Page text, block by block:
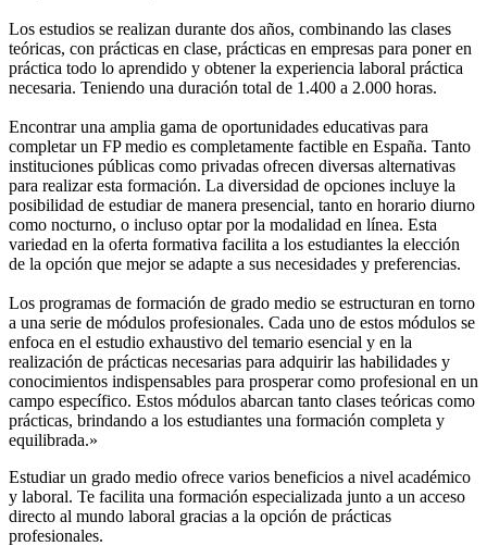
Los estudios se realizan durante dos años, combinando las clases
teóricas, con prácticas en clase, prácticas en empresas para poner en
práctica todo lo aprendido y obtener la experiencia laboral práctica
necesaria. Teniendo una duración total de 1.400 a 2.000 horas.
Encontrar una amplia gama de oportunidades educativas para
completar un FP medio es completamente factible en España. Tanto
instituciones públicas como privadas ofrecen diversas alternativas
para realizar esta formación. La diversidad de opciones incluye la
posibilidad de estudiar de manera presencial, tanto en horario diurno
como nocturno, o incluso optar por la modalidad en línea. Esta
variedad en la oferta formativa facilita a los estudiantes la elección
de la opción que mejor se adapte a sus necesidades y preferencias.
Los programas de formación de grado medio se estructuran en torno
a una serie de módulos profesionales. Cada uno de estos módulos se
enfoca en el estudio exhaustivo del temario esencial y en la
realización de prácticas necesarias para adquirir las habilidades y
conocimientos indispensables para prosperar como profesional en un
campo específico. Estos módulos abarcan tanto clases teóricas como
prácticas, brindando a los estudiantes una formación completa y
equilibrada.»
Estudiar un grado medio ofrece varios beneficios a nivel académico
y laboral. Te facilita una formación especializada junto a un acceso
directo al mundo laboral gracias a la opción de prácticas
profesionales.